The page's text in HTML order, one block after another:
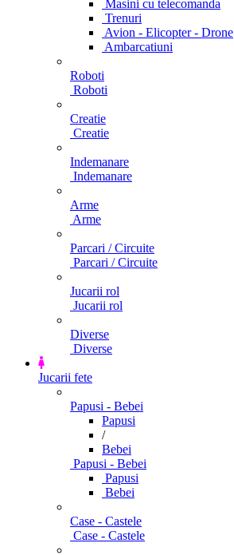
Masini cu telecomanda
Trenuri
Avion - Elicopter - Drone
Ambarcatiuni
Roboti
Roboti
Creatie
Creatie
Indemanare
Indemanare
Arme
Arme
Parcari / Circuite
Parcari / Circuite
Jucarii rol
Jucarii rol
Diverse
Diverse
Jucarii fete
Papusi - Bebei
Papusi
/
Bebei
Papusi - Bebei
Papusi
Bebei
Case - Castele
Case - Castele